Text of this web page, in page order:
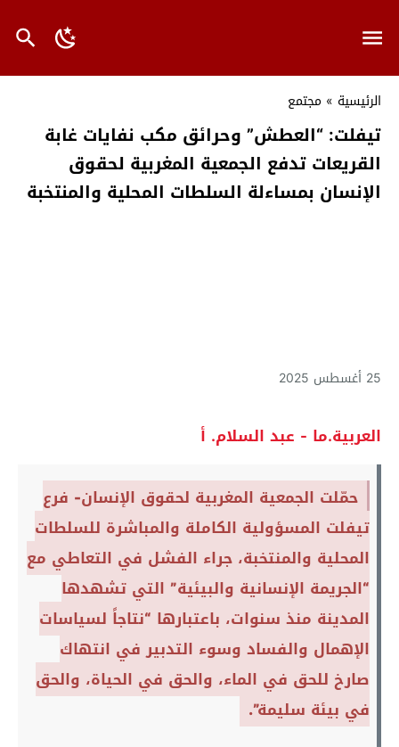
الرئيسية » مجتمع
تيفلت: “العطش” وحرائق مكب نفايات غابة
القريعات تدفع الجمعية المغربية لحقوق
الإنسان بمساءلة السلطات المحلية والمنتخبة
25 أغسطس 2025
العربية.ما - عبد السلام. أ
حمّلت الجمعية المغربية لحقوق الإنسان- فرع
تيفلت المسؤولية الكاملة والمباشرة للسلطات
المحلية والمنتخبة، جراء الفشل في التعاطي مع
“الجريمة الإنسانية والبيئية” التي تشهدها
المدينة منذ سنوات، باعتبارها “نتاجاً لسياسات
الإهمال والفساد وسوء التدبير في انتهاك
صارخ للحق في الماء، والحق في الحياة، والحق
في بيئة سليمة”.